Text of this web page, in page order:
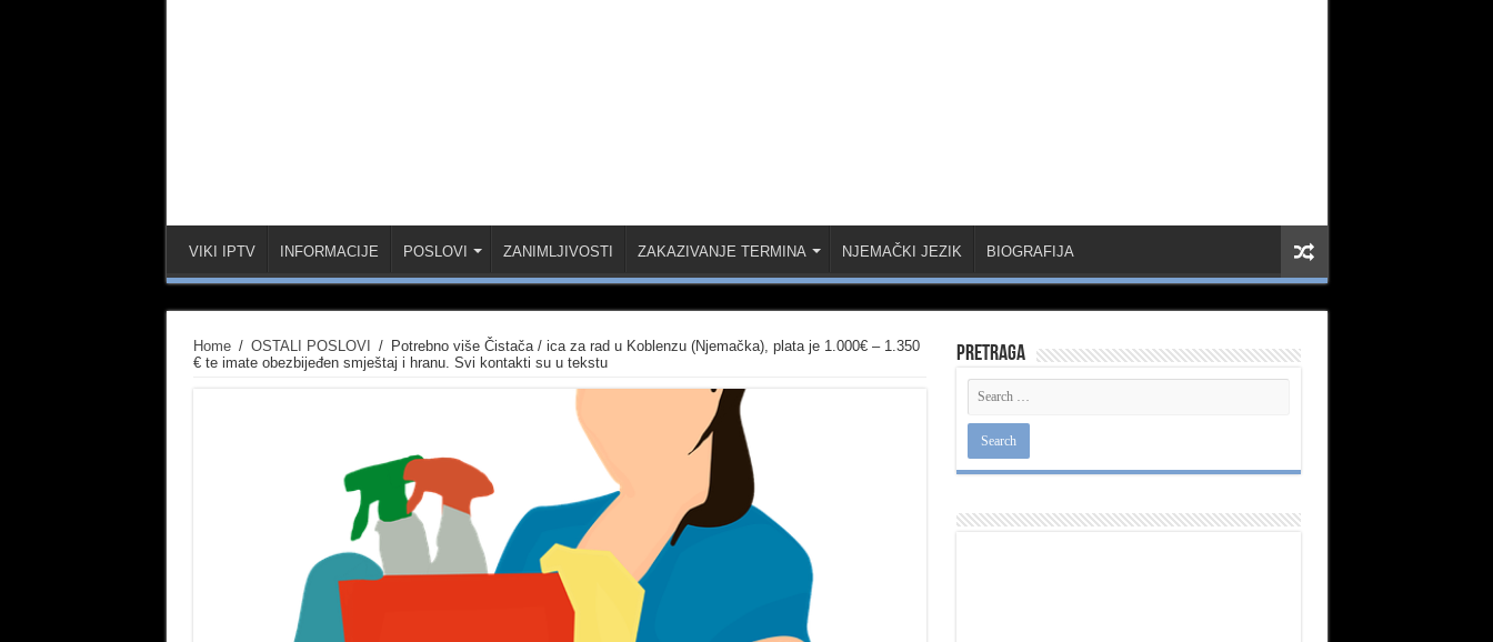
VIKI IPTV INFORMACIJE POSLOVI ZANIMLJIVOSTI ZAKAZIVANJE TERMINA NJEMAČKI JEZIK BIOGRAFIJA
Home / OSTALI POSLOVI /
Potrebno više Čistača / ica za rad u Koblenzu (Njemačka), plata je 1.000€ – 1.350
€ te imate obezbijeđen smještaj i hranu. Svi kontakti su u tekstu
Pretraga